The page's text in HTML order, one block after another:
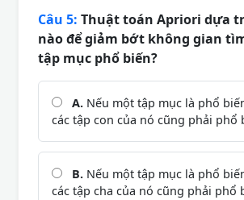
Câu 5: Thuật toán Apriori dựa
nào để giảm bớt không gian
tập mục phổ biến?
A. Nếu một tập mục là phổ
các tập con của nó cũng phải phổ
B. Nếu một tập mục là phổ
các tập cha của nó cũng phải phổ